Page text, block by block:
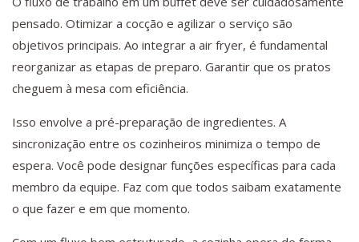
pensado. Otimizar a cocção e agilizar o serviço são
objetivos principais. Ao integrar a air fryer, é fundamental
reorganizar as etapas de preparo. Garantir que os pratos
cheguem à mesa com eficiência.
Isso envolve a pré-preparação de ingredientes. A
sincronização entre os cozinheiros minimiza o tempo de
espera. Você pode designar funções específicas para cada
membro da equipe. Faz com que todos saibam exatamente
o que fazer e em que momento.